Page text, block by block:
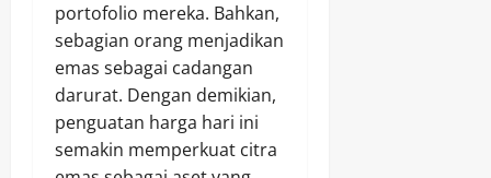
portofolio mereka. Bahkan,
sebagian orang menjadikan
emas sebagai cadangan
darurat. Dengan demikian,
penguatan harga hari ini
semakin memperkuat citra